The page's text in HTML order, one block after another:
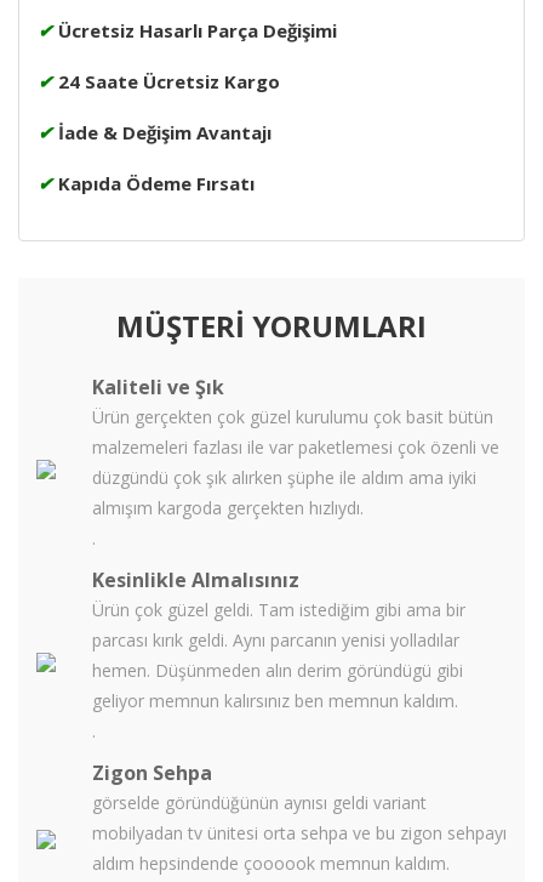
✔ Ücretsiz Hasarlı Parça Değişimi
✔ 24 Saate Ücretsiz Kargo
✔ İade & Değişim Avantajı
✔ Kapıda Ödeme Fırsatı
MÜŞTERİ YORUMLARI
Kaliteli ve Şık
Ürün gerçekten çok güzel kurulumu çok basit bütün
malzemeleri fazlası ile var paketlemesi çok özenli ve
düzgündü çok şık alırken şüphe ile aldım ama iyiki
almışım kargoda gerçekten hızlıydı.
.
Kesinlikle Almalısınız
Ürün çok güzel geldi. Tam istediğim gibi ama bir
parcası kırık geldi. Aynı parcanın yenisi yolladılar
hemen. Düşünmeden alın derim göründügü gibi
geliyor memnun kalırsınız ben memnun kaldım.
.
Zigon Sehpa
görselde göründüğünün aynısı geldi variant
mobilyadan tv ünitesi orta sehpa ve bu zigon sehpayı
aldım hepsindende çoooook memnun kaldım.